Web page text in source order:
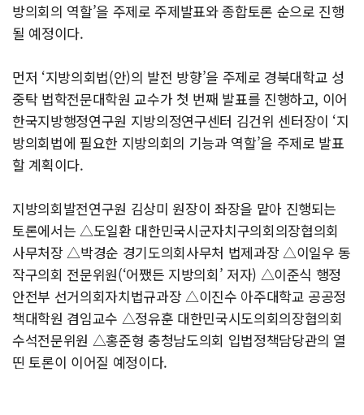
방의회의 역할’을 주제로 주제발표와 종합토론 순으로 진행
될 예정이다.
먼저 ‘지방의회법(안)의 발전 방향’을 주제로 경북대학교 성
중탁 법학전문대학원 교수가 첫 번째 발표를 진행하고, 이어
한국지방행정연구원 지방의정연구센터 김건위 센터장이 ‘지
방의회법에 필요한 지방의회의 기능과 역할’을 주제로 발표
할 계획이다.
지방의회발전연구원 김상미 원장이 좌장을 맡아 진행되는
토론에서는 △도일환 대한민국시군자치구의회의장협의회
사무처장 △박경순 경기도의회사무처 법제과장 △이일우 동
작구의회 전문위원(‘어쨌든 지방의회’ 저자) △이준식 행정
안전부 선거의회자치법규과장 △이진수 아주대학교 공공정
책대학원 겸임교수 △정유훈 대한민국시도의회의장협의회
수석전문위원 △홍준형 충청남도의회 입법정책담당관의 열
띤 토론이 이어질 예정이다.